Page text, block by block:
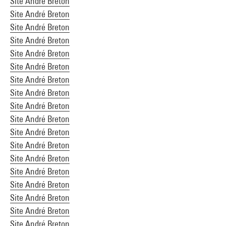
Site André Breton
Site André Breton
Site André Breton
Site André Breton
Site André Breton
Site André Breton
Site André Breton
Site André Breton
Site André Breton
Site André Breton
Site André Breton
Site André Breton
Site André Breton
Site André Breton
Site André Breton
Site André Breton
Site André Breton